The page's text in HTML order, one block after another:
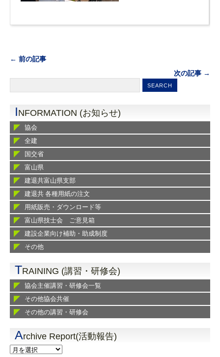
← 前の記事
次の記事 →
INFORMATION (お知らせ)
協会
全建
国交省
富山県
建退共富山県支部
建退共 各種用紙の注文
用紙販売・ダウンロード等
富山県技士会 ご意見箱
建設企業向け補助・助成制度
その他
TRAINING (講習・研修会)
協会主催講習・研修会一覧
その他協会共催
その他の講習・研修会
Archive Report(活動報告)